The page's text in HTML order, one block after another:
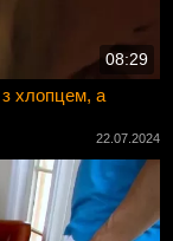
08:29
з хлопцем, а
22.07.2024